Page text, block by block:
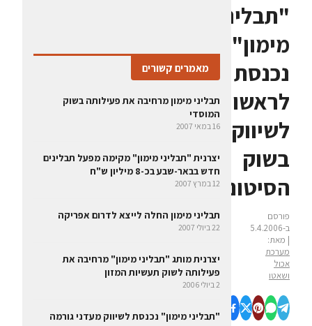
"תבליני
מימון"
נכנסת
לראשונה
לשיווק
בשוק
הסיטונאי
פורסם
ב-5.4.2006
| מאת:
מערכת
אכול
ושאטו
מאמרים קשורים
תבליני מימון מרחיבה את פעילותה בשוק
המוסדי
16 במאי 2007
יצרנית "תבליני מימון" מקימה מפעל תבלינים
חדש בבאר-שבע בכ-8 מיליון ש"ח
12 במרץ 2007
תבליני מימון החלה לייצא לדרום אפריקה
22 ביולי 2007
יצרנית מותג "תבליני מימון" מרחיבה את
פעילותה לשוק תעשיות המזון
2 ביולי 2006
"תבליני מימון" נכנסת לשיווק מעדני גורמה